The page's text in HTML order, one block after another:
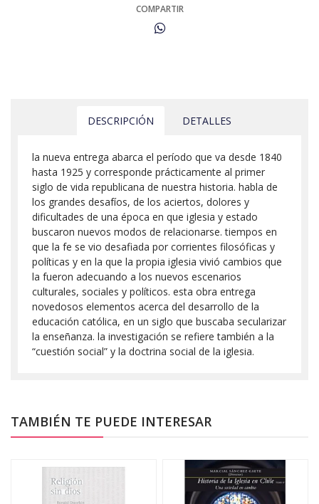
COMPARTIR
DESCRIPCIÓN DETALLES
la nueva entrega abarca el período que va desde 1840
hasta 1925 y corresponde prácticamente al primer
siglo de vida republicana de nuestra historia. habla de
los grandes desafíos, de los aciertos, dolores y
dificultades de una época en que iglesia y estado
buscaron nuevos modos de relacionarse. tiempos en
que la fe se vio desafiada por corrientes filosóficas y
políticas y en la que la propia iglesia vivió cambios que
la fueron adecuando a los nuevos escenarios
culturales, sociales y políticos. esta obra entrega
novedosos elementos acerca del desarrollo de la
educación católica, en un siglo que buscaba secularizar
la enseñanza. la investigación se refiere también a la
“cuestión social” y la doctrina social de la iglesia.
TAMBIÉN TE PUEDE INTERESAR